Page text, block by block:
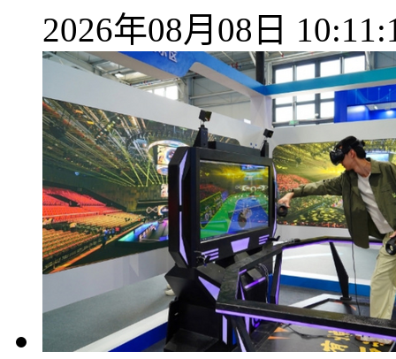
2026年08月08日